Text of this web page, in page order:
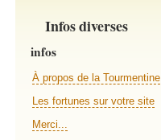
Infos diverses
infos
À propos de la Tourmentine
Les fortunes sur votre site
Merci...